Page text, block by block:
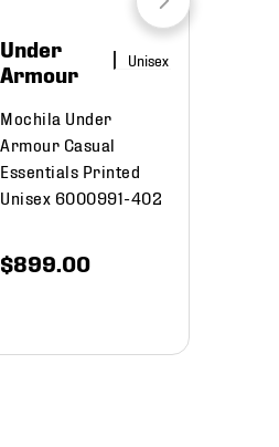
Under
Armour
Mochila Under
Armour Casual
Essentials Printed
Unisex 6000991-402
$899 00